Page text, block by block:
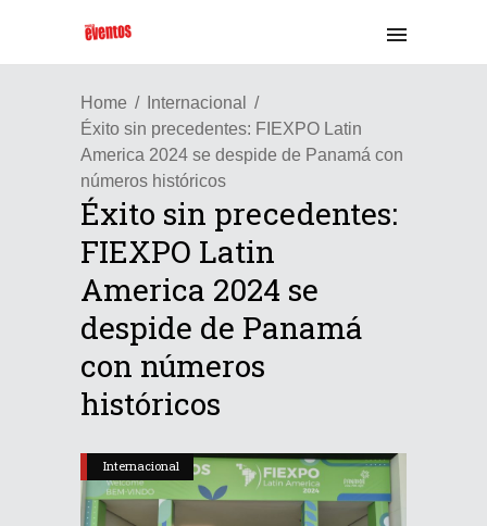
Home
Internacional
Éxito sin precedentes: FIEXPO Latin
America 2024 se despide de Panamá con
números históricos
Éxito sin precedentes:
FIEXPO Latin
America 2024 se
despide de Panamá
con números
históricos
Internacional